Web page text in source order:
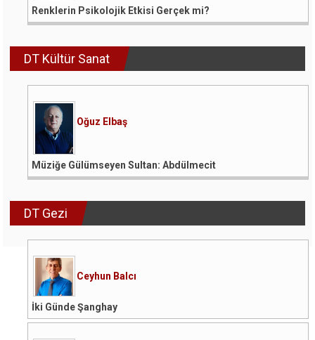
Renklerin Psikolojik Etkisi Gerçek mi?
DT Kültür Sanat
Oğuz Elbaş
Müziğe Gülümseyen Sultan: Abdülmecit
DT Gezi
Ceyhun Balcı
İki Günde Şanghay